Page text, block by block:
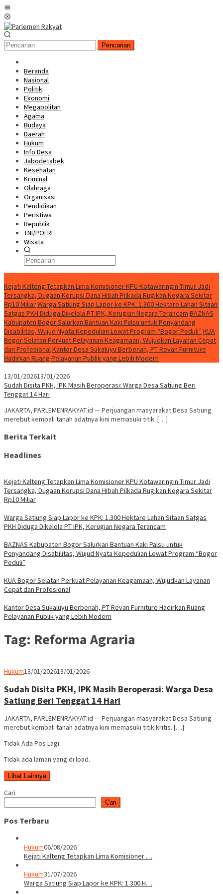
Loncat
ke
konten
Pencarian
Beranda
Nasional
Politik
Ekonomi
Megapolitan
Agama
Budaya
Daerah
Hukum
Info Desa
Jabodetabek
Kesehatan
Kriminal
Olahraga
Organisasi
Pendidikan
Peristiwa
Republik
TNI/POLRI
Wisata
Kejati Kalteng Tetapkan Lima Komisioner KPU Kotawaringin Timur Jadi
Tersangka, Dugaan Korupsi Dana Hibah Pilkada Rugikan Negara Sekitar
Rp10 MiliarWarga Satiung Siap Lapor ke KPK: 1.300 Hektare Lahan Sitaan
Satgas PKH Diduga Dikelola PT IPK, Kerugian Negara Terancam BAZNAS
Kabupaten Bogor Salurkan Bantuan Kaki Palsu untuk Penyandang
Disabilitas, Wujud Nyata Kepedulian Lewat Program “Bogor Peduli” KUA
Bogor Selatan Perkuat Pelayanan Keagamaan, Wujudkan Layanan Cepat
dan ProfesionalKantor Desa Sukaluyu Berbenah, PT Revan Furniture
Hadirkan Ruang Pelayanan Publik yang Lebih Modern
13/01/202613/01/2026
Sudah Disita PKH, IPK Masih Beroperasi: Warga Desa Satiung Beri
Tenggat 14 Hari
JAKARTA, PARLEMENRAKYAT.id — Perjuangan masyarakat Desa Satiung
merebut kembali tanah adatnya kini memasuki titik […]
Berita Terkait
Headlines
Kejati Kalteng Tetapkan Lima Komisioner KPU Kotawaringin Timur Jadi
Tersangka, Dugaan Korupsi Dana Hibah Pilkada Rugikan Negara Sekitar
Rp10 Miliar
Warga Satiung Siap Lapor ke KPK: 1.300 Hektare Lahan Sitaan Satgas
PKH Diduga Dikelola PT IPK, Kerugian Negara Terancam
BAZNAS Kabupaten Bogor Salurkan Bantuan Kaki Palsu untuk
Penyandang Disabilitas, Wujud Nyata Kepedulian Lewat Program “Bogor
Peduli”
KUA Bogor Selatan Perkuat Pelayanan Keagamaan, Wujudkan Layanan
Cepat dan Profesional
Kantor Desa Sukaluyu Berbenah, PT Revan Furniture Hadirkan Ruang
Pelayanan Publik yang Lebih Modern
Tag: Reforma Agraria
HukumParlemen
13/01/202613/01/2026
Sudah Disita PKH, IPK Masih Beroperasi: Warga Desa
Satiung Beri Tenggat 14 Hari
JAKARTA, PARLEMENRAKYAT.id — Perjuangan masyarakat Desa Satiung
merebut kembali tanah adatnya kini memasuki titik kritis. […]
Tidak Ada Pos Lagi.
Tidak ada laman yang di load.
Lihat Lainnya
Cari
Cari
Pos Terbaru
Hukum06/08/2026
Kejati Kalteng Tetapkan Lima Komisioner …
Hukum31/07/2026
Warga Satiung Siap Lapor ke KPK: 1.300 H…